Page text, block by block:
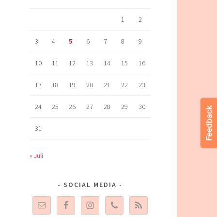
1 2
3 4 5 6 7 8 9
10 11 12 13 14 15 16
17 18 19 20 21 22 23
24 25 26 27 28 29 30
31
« Juli
SOCIAL MEDIA